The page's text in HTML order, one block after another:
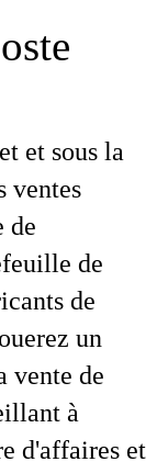
et sous la
ventes
de
de
de
un
vente de
à
d'affaires et